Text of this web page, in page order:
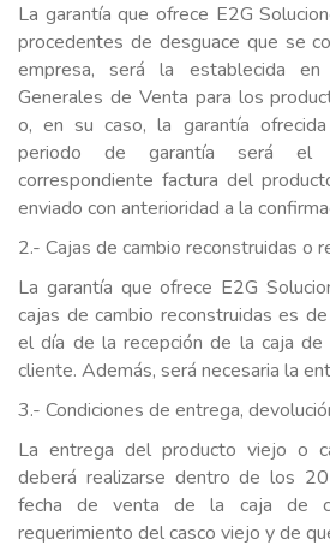
La garantía que ofrece E2G
procedentes de desguace que se
empresa, será la establecida en
Generales de Venta para los
o, en su caso, la garantía
periodo de garantía será el
correspondiente factura del
enviado con anterioridad a la
2.- Cajas de cambio reconstruidas o
La garantía que ofrece E2G
cajas de cambio reconstruidas es
el día de la recepción de la caja
cliente. Además, será necesaria la
3.- Condiciones de entrega,
La entrega del producto viejo o
deberá realizarse dentro de los
fecha de venta de la caja de
requerimiento del casco viejo y de